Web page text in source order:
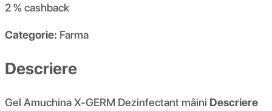
2 %cashback
Categorie: Farma
Descriere
Gel Amuchina X-GERM Dezinfectant mâini Descriere